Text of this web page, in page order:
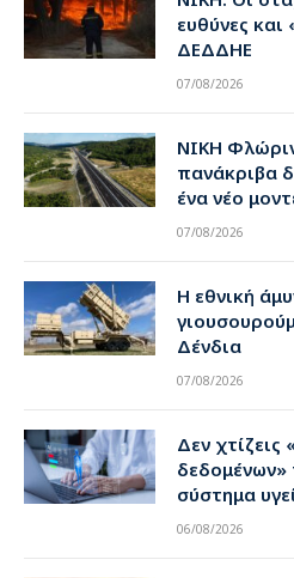
ευθύνες και
ΔΕΔΔΗΕ
07/08/2026
ΝΙΚΗ
πανάκριβα
ένα νέο
07/08/2026
Η εθνική
Δένδια
07/08/2026
Δεν χτίζεις
σύστημα
06/08/2026